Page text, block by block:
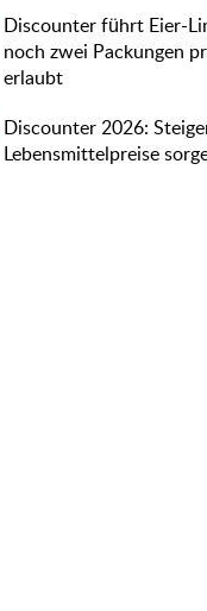
Discounter führt Eier-
noch zwei Packungen
erlaubt
Discounter 2026:
Lebensmittelpreise